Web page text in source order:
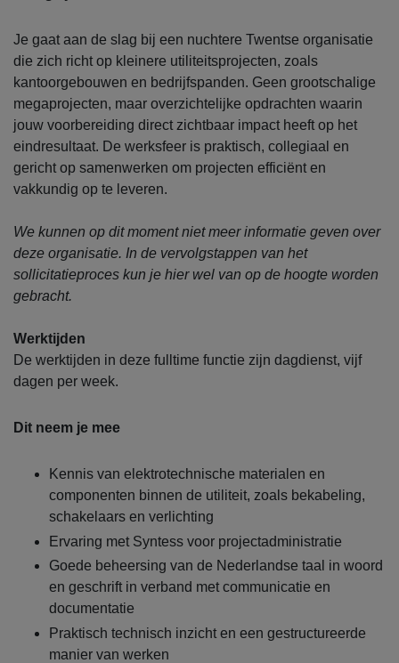
Je gaat aan de slag bij een nuchtere Twentse organisatie
die zich richt op kleinere utiliteitsprojecten, zoals
kantoorgebouwen en bedrijfspanden. Geen grootschalige
megaprojecten, maar overzichtelijke opdrachten waarin
jouw voorbereiding direct zichtbaar impact heeft op het
eindresultaat. De werksfeer is praktisch, collegiaal en
gericht op samenwerken om projecten efficiënt en
vakkundig op te leveren.
We kunnen op dit moment niet meer informatie geven over
deze organisatie. In de vervolgstappen van het
sollicitatieproces kun je hier wel van op de hoogte worden
gebracht.
Werktijden
De werktijden in deze fulltime functie zijn dagdienst, vijf
dagen per week.
Dit neem je mee
Kennis van elektrotechnische materialen en
componenten binnen de utiliteit, zoals bekabeling,
schakelaars en verlichting
Ervaring met Syntess voor projectadministratie
Goede beheersing van de Nederlandse taal in woord
en geschrift in verband met communicatie en
documentatie
Praktisch technisch inzicht en een gestructureerde
manier van werken